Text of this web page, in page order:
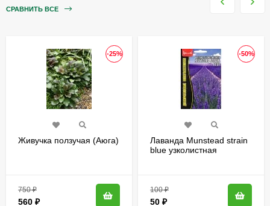
СРАВНИТЬ ВСЕ
-25%
Живучка ползучая (Аюга)
750₽
560 ₽
-50%
Лаванда Munstead strain
blue узколистная
100₽
50 ₽